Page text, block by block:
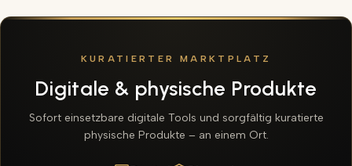
KURATIERTER MARKTPLATZ
Digitale & physische Produkte
Sofort einsetzbare digitale Tools und sorgfältig kuratierte
physische Produkte – an einem Ort.